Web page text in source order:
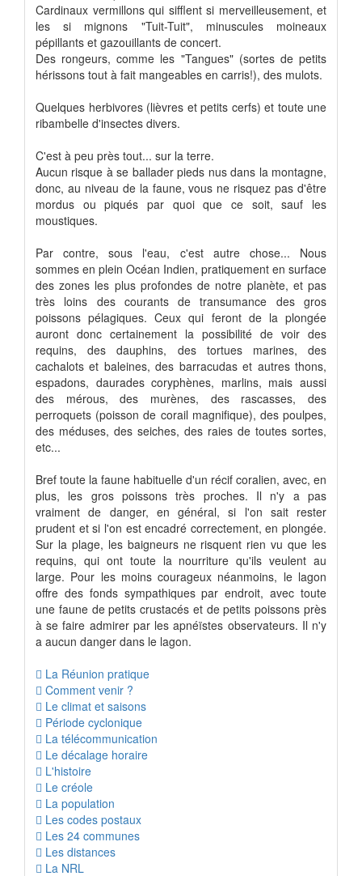
Cardinaux vermillons qui sifflent si merveilleusement, et
les si mignons "Tuit-Tuit", minuscules moineaux
pépillants et gazouillants de concert.
Des rongeurs, comme les "Tangues" (sortes de petits
hérissons tout à fait mangeables en carris!), des mulots.
Quelques herbivores (lièvres et petits cerfs) et toute une
ribambelle d'insectes divers.
C'est à peu près tout... sur la terre.
Aucun risque à se ballader pieds nus dans la montagne,
donc, au niveau de la faune, vous ne risquez pas d'être
mordus ou piqués par quoi que ce soit, sauf les
moustiques.
Par contre, sous l'eau, c'est autre chose... Nous
sommes en plein Océan Indien, pratiquement en surface
des zones les plus profondes de notre planète, et pas
très loins des courants de transumance des gros
poissons pélagiques. Ceux qui feront de la plongée
auront donc certainement la possibilité de voir des
requins, des dauphins, des tortues marines, des
cachalots et baleines, des barracudas et autres thons,
espadons, daurades coryphènes, marlins, mais aussi
des mérous, des murènes, des rascasses, des
perroquets (poisson de corail magnifique), des poulpes,
des méduses, des seiches, des raies de toutes sortes,
etc...
Bref toute la faune habituelle d'un récif coralien, avec, en
plus, les gros poissons très proches. Il n'y a pas
vraiment de danger, en général, si l'on sait rester
prudent et si l'on est encadré correctement, en plongée.
Sur la plage, les baigneurs ne risquent rien vu que les
requins, qui ont toute la nourriture qu'ils veulent au
large. Pour les moins courageux néanmoins, le lagon
offre des fonds sympathiques par endroit, avec toute
une faune de petits crustacés et de petits poissons près
à se faire admirer par les apnéïstes observateurs. Il n'y
a aucun danger dans le lagon.
La Réunion pratique
Comment venir ?
Le climat et saisons
Période cyclonique
La télécommunication
Le décalage horaire
L'histoire
Le créole
La population
Les codes postaux
Les 24 communes
Les distances
La NRL